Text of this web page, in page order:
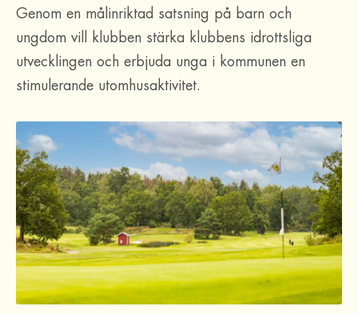
Genom en målinriktad satsning på barn och
ungdom vill klubben stärka klubbens idrottsliga
utvecklingen och erbjuda unga i kommunen en
stimulerande utomhusaktivitet.